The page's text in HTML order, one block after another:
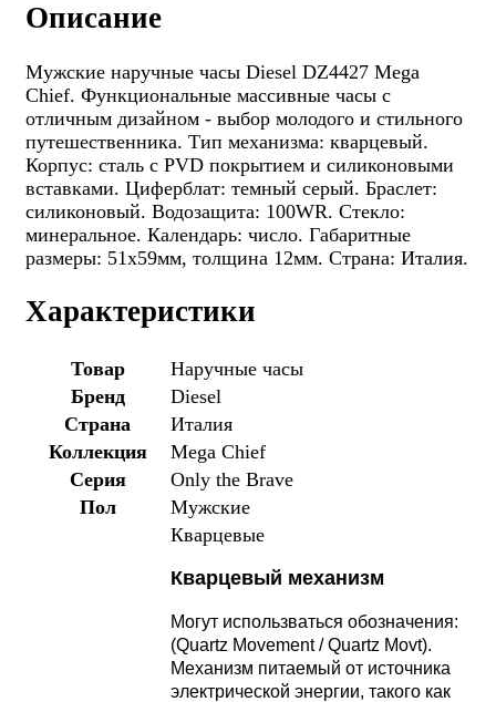
Описание
Мужские наручные часы Diesel DZ4427 Mega
Chief. Функциональные массивные часы с
отличным дизайном - выбор молодого и стильного
путешественника. Тип механизма: кварцевый.
Корпус: сталь с PVD покрытием и силиконовыми
вставками. Циферблат: темный серый. Браслет:
силиконовый. Водозащита: 100WR. Стекло:
минеральное. Календарь: число. Габаритные
размеры: 51х59мм, толщина 12мм. Страна: Италия.
Характеристики
Товар
Наручные часы
Бренд
Diesel
Страна
Италия
Коллекция
Mega Chief
Серия
Only the Brave
Пол
Мужские
Кварцевые
Кварцевый механизм
Могут использваться обозначения:
(Quartz Movement / Quartz Movt).
Механизм питаемый от источника
электрической энергии, такого как